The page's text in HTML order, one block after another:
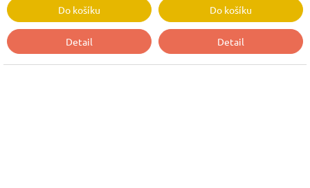
Do košíku
Detail
Do košíku
Detail